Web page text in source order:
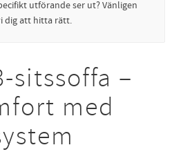
utförande ser ut? Vänligen
dig att hitta rätt.
sitssoffa –
med